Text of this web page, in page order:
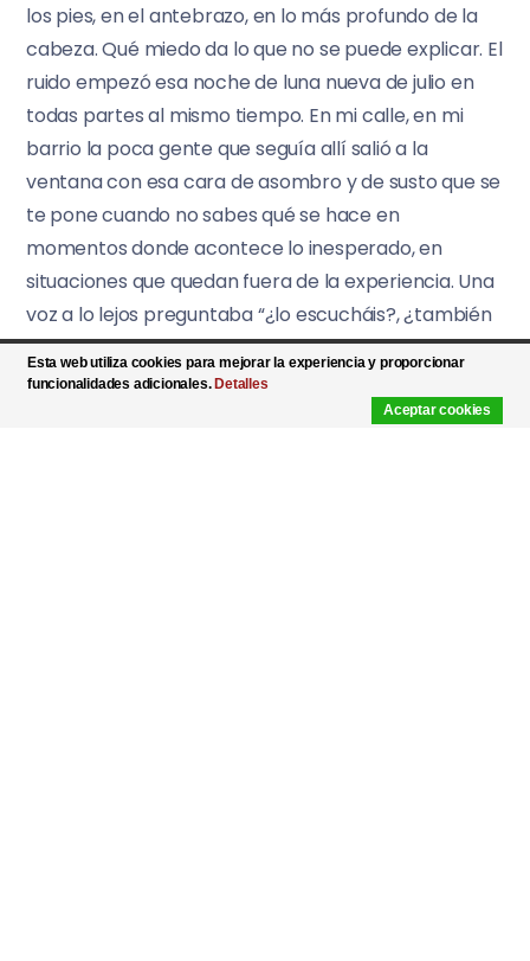
los pies, en el antebrazo, en lo más profundo de la
cabeza. Qué miedo da lo que no se puede explicar. El
ruido empezó esa noche de luna nueva de julio en
todas partes al mismo tiempo. En mi calle, en mi
barrio la poca gente que seguía allí salió a la
ventana con esa cara de asombro y de susto que se
te pone cuando no sabes qué se hace en
momentos donde acontece lo inesperado, en
situaciones que quedan fuera de la experiencia. Una
voz a lo lejos preguntaba “¿lo escucháis?, ¿también
lo escucháis?”, voces indistintas replicaron “síes” o
“claro, gilipollas” o “me está dando una ataque de
Esta web utiliza cookies para mejorar la experiencia y proporcionar
funcionalidades adicionales. Detalles
Aceptar cookies